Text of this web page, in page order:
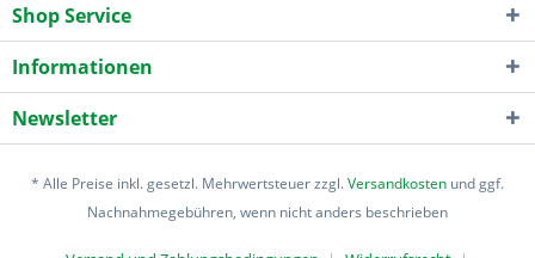
Shop Service
Informationen
Newsletter
* Alle Preise inkl. gesetzl. Mehrwertsteuer zzgl.Versandkosten und ggf.
Nachnahmegebühren, wenn nicht anders beschrieben